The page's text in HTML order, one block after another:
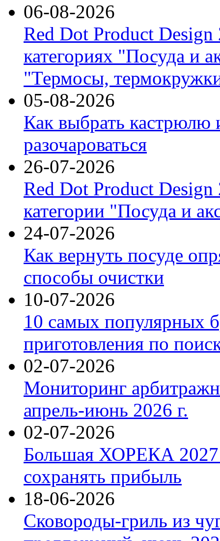
06-08-2026
Red Dot Product Design
категориях "Посуда и
"Термосы,
05-08-2026
Как выбрать кастрюлю
разочароваться
26-07-2026
Red Dot Product Design
категории "Посуда и
24-07-2026
Как вернуть посуде
способы очистки
10-07-2026
10 самых популярных
приготовления по
02-07-2026
Мониторинг
апрель-июнь 2026 г.
02-07-2026
Большая ХОРЕКА 2027:
сохранять прибыль
18-06-2026
Сковороды-гриль из